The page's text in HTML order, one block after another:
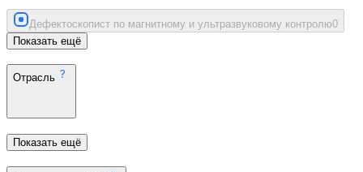
Дефектоскопист по магнитному и ультразвуковому контролю0
Показать ещё
Отрасль
Показать ещё